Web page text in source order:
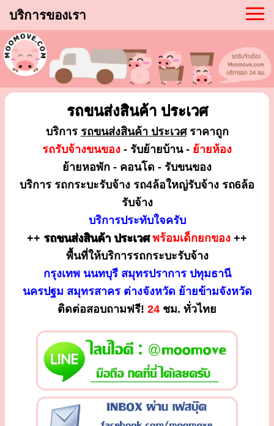
บริการของเรา
รถขนส่งสินค้า ประเวศ
บริการ รถขนส่งสินค้า ประเวศราคาถูก
รถรับจ้างขนของ - รับย้ายบ้าน - ย้ายห้อง
ย้ายหอพัก - คอนโด - รับขนของ
บริการ รถกระบะรับจ้าง รถ4ล้อใหญ่รับจ้าง รถ6ล้อ
รับจ้าง
บริการประทับใจครับ
++ รถขนส่งสินค้า ประเวศพร้อมเด็กยกของ ++
พื้นที่ให้บริการรถกระบะรับจ้าง
กรุงเทพ นนทบุรี สมุทรปราการ ปทุมธานี
นครปฐม สมุทรสาคร ต่างจังหวัด ย้ายข้ามจังหวัด
ติดต่อสอบถามฟรี! 24 ชม. ทั่วไทย